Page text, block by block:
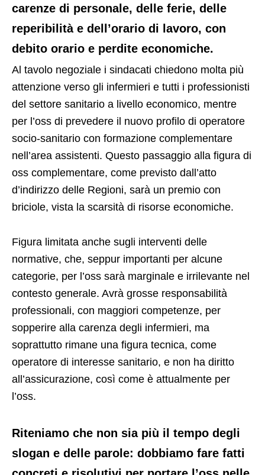
carenze di personale, delle ferie, delle
reperibilità e dell’orario di lavoro, con
debito orario e perdite economiche.
Al tavolo negoziale i sindacati chiedono molta più
attenzione verso gli infermieri e tutti i professionisti
del settore sanitario a livello economico, mentre
per l’oss di prevedere il nuovo profilo di operatore
socio-sanitario con formazione complementare
nell’area assistenti. Questo passaggio alla figura di
oss complementare, come previsto dall’atto
d’indirizzo delle Regioni, sarà un premio con
briciole, vista la scarsità di risorse economiche.
Figura limitata anche sugli interventi delle
normative, che, seppur importanti per alcune
categorie, per l’oss sarà marginale e irrilevante nel
contesto generale. Avrà grosse responsabilità
professionali, con maggiori competenze, per
sopperire alla carenza degli infermieri, ma
soprattutto rimane una figura tecnica, come
operatore di interesse sanitario, e non ha diritto
all’assicurazione, così come è attualmente per
l’oss.
Riteniamo che non sia più il tempo degli
slogan e delle parole: dobbiamo fare fatti